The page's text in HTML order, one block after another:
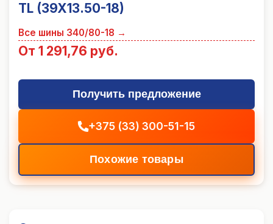
TL (39X13.50-18)
Все шины 340/80-18 →
От 1 291,76 руб.
Получить предложение
+375 (33) 300-51-15
Похожие товары